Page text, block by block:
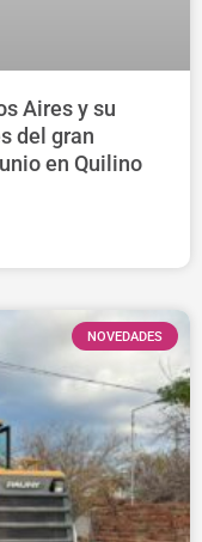
Aires y su
del gran
en Quilino
NOVEDADES